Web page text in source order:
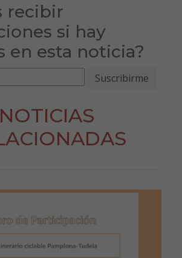
recibir
si hay
en esta noticia?
NOTICIAS